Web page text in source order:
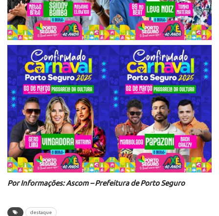
Por Informações: Ascom – Prefeitura de Porto Seguro
destaque